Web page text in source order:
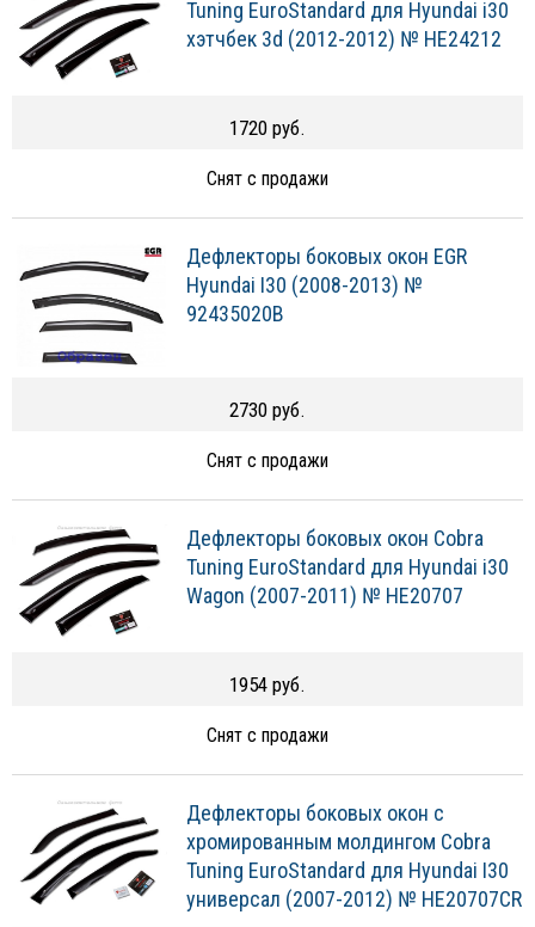
Tuning EuroStandard для Hyundai i30
хэтчбек 3d (2012-2012) № HE24212
1720 руб.
Снят с продажи
Дефлекторы боковых окон EGR
Hyundai I30 (2008-2013) №
92435020B
2730 руб.
Снят с продажи
Дефлекторы боковых окон Cobra
Tuning EuroStandard для Hyundai i30
Wagon (2007-2011) № HE20707
1954 руб.
Снят с продажи
Дефлекторы боковых окон с
хромированным молдингом Cobra
Tuning EuroStandard для Hyundai I30
универсал (2007-2012) № HE20707CR